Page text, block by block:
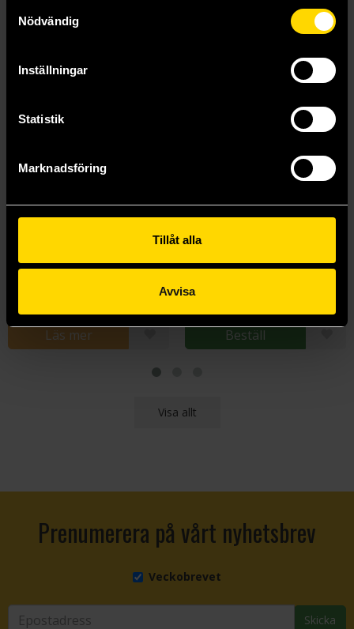
Nödvändig
Inställningar
Statistik
Marknadsföring
Tillåt alla
Avvisa
Dungeons & Dragons
Läs mer
Gale & Astarion
Baldur's Gate
85 kr
Beställ
Visa allt
Prenumerera på vårt nyhetsbrev
Veckobrevet
Skicka